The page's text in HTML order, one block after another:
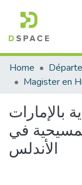
Communities &
All of DSpace
Home
Magister en
بالإمارات
في
الأندلس